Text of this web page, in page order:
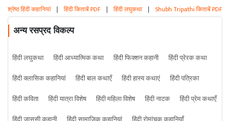
श्रेष्ठ हिंदी कहानियां | हिंदी किताबें PDF | हिंदी लघुकथा | Shubh Tripathi किताबें PDF
अन्य रसप्रद विकल्प
हिंदी लघुकथा हिंदी आध्यात्मिक कथा हिंदी फिक्शन कहानी
हिंदी प्रेरक कथा
हिंदी क्लासिक कहानियां
हिंदी बाल कथाएँ हिंदी हास्य कथाएं
हिंदी पत्रिका
हिंदी कविता
हिंदी यात्रा विशेष हिंदी महिला विशेष हिंदी नाटक
हिंदी प्रेम कथाएँ